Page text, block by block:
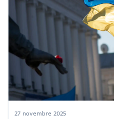
27 novembre 2025